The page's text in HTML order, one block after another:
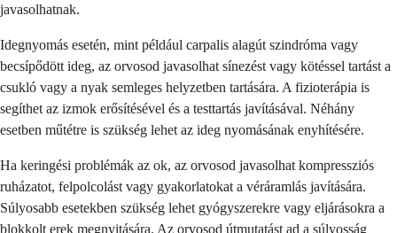
javasolhatnak.
Idegnyomás esetén, mint például carpalis alagút szindróma vagy
becsípődött ideg, az orvosod javasolhat sínezést vagy kötéssel tartást a
csukló vagy a nyak semleges helyzetben tartására. A fizioterápia is
segíthet az izmok erősítésével és a testtartás javításával. Néhány
esetben műtétre is szükség lehet az ideg nyomásának enyhítésére.
Ha keringési problémák az ok, az orvosod javasolhat kompressziós
ruházatot, felpolcolást vagy gyakorlatokat a véráramlás javítására.
Súlyosabb esetekben szükség lehet gyógyszerekre vagy eljárásokra a
blokkolt erek megnyitására. Az orvosod útmutatást ad a súlyosság